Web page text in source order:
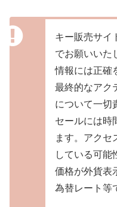
キー販売サイ
でお願いいた
情報には正確
最終的なアク
について一切
セールには時
ます。アクセ
している可能
価格が外貨表
為替レート等